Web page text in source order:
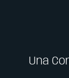
Una